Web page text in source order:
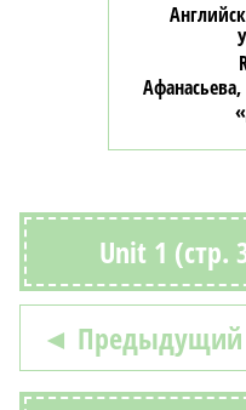
Unit 1 (стр.
◄ Предыдущий